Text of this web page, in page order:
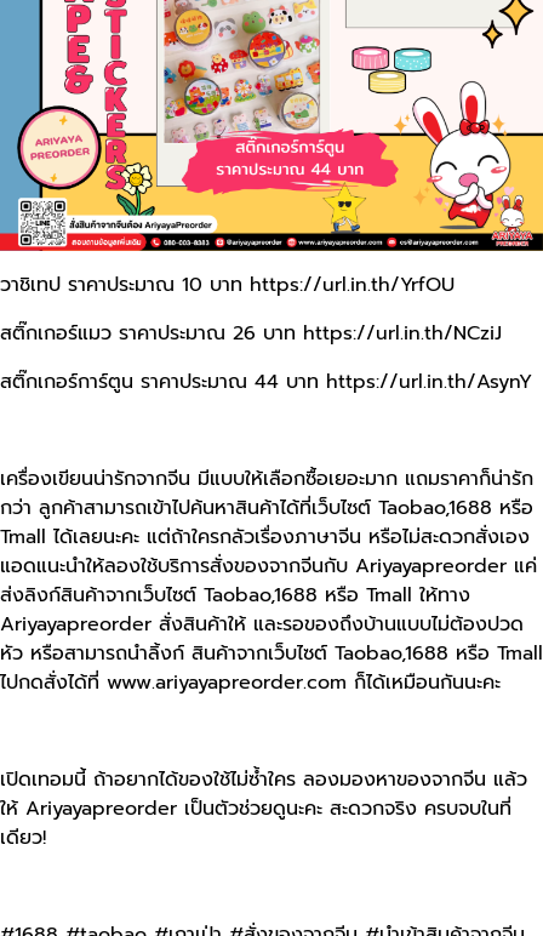
วาชิเทป ราคาประมาณ 10 บาท https://url.in.th/YrfOU
สติ๊กเกอร์แมว ราคาประมาณ 26 บาท https://url.in.th/NCziJ
สติ๊กเกอร์การ์ตูน ราคาประมาณ 44 บาท https://url.in.th/AsynY
เครื่องเขียนน่ารักจากจีน มีแบบให้เลือกซื้อเยอะมาก แถมราคาก็น่ารัก
กว่า ลูกค้าสามารถเข้าไปค้นหาสินค้าได้ที่เว็บไซต์ Taobao,1688 หรือ
Tmall ได้เลยนะคะ แต่ถ้าใครกลัวเรื่องภาษาจีน หรือไม่สะดวกสั่งเอง
แอดแนะนำให้ลองใช้บริการสั่งของจากจีนกับ Ariyayapreorder แค่
ส่งลิงก์สินค้าจากเว็บไซต์ Taobao,1688 หรือ Tmall ให้ทาง
Ariyayapreorder สั่งสินค้าให้ และรอของถึงบ้านแบบไม่ต้องปวด
หัว หรือสามารถนำลิ้งก์ สินค้าจากเว็บไซต์ Taobao,1688 หรือ Tmall
ไปกดสั่งได้ที่ www.ariyayapreorder.com ก็ได้เหมือนกันนะคะ
เปิดเทอมนี้ ถ้าอยากได้ของใช้ไม่ซ้ำใคร ลองมองหาของจากจีน แล้ว
ให้ Ariyayapreorder เป็นตัวช่วยดูนะคะ สะดวกจริง ครบจบในที่
เดียว!